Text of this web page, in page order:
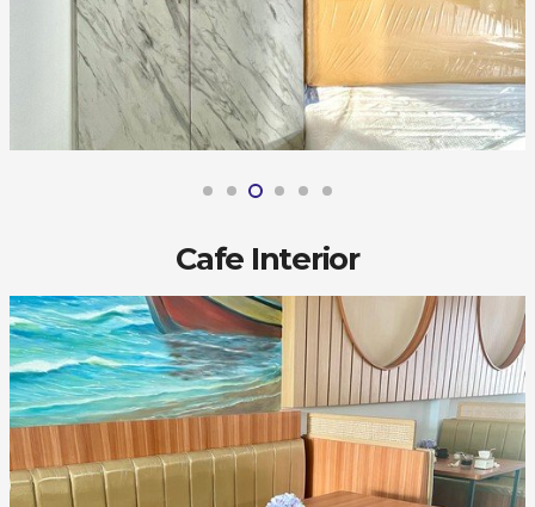
Cafe Interior